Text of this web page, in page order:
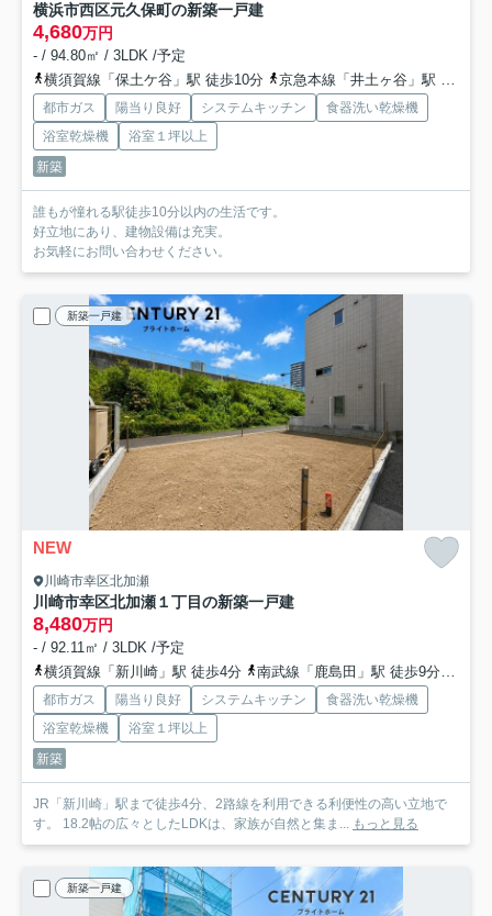
横浜市西区元久保町の新築一戸建
4,680万円
- / 94.80㎡ / 3LDK /予定
横須賀線「保土ケ谷」駅 徒歩10分
京急本線「井土ヶ谷」駅 バス5分 「保土ヶ谷駅東口」 停歩13分
都市ガス 陽当り良好 システムキッチン
食器洗い乾燥機
浴室乾燥機
浴室１坪以上
新築
誰もが憧れる駅徒歩10分以内の生活です。
好立地にあり、建物設備は充実。
お気軽にお問い合わせください。
新築一戸建
NEW
川崎市幸区北加瀬
川崎市幸区北加瀬１丁目の新築一戸建
8,480万円
- / 92.11㎡ / 3LDK /予定
横須賀線「新川崎」駅 徒歩4分
南武線「鹿島田」駅 徒歩9分
都市ガス 陽当り良好 システムキッチン
食器洗い乾燥機
浴室乾燥機
浴室１坪以上
新築
JR「新川崎」駅まで徒歩4分、2路線を利用できる利便性の高い立地で
す。 18.2帖の広々としたLDKは、家族が自然と集ま... もっと見る
新築一戸建